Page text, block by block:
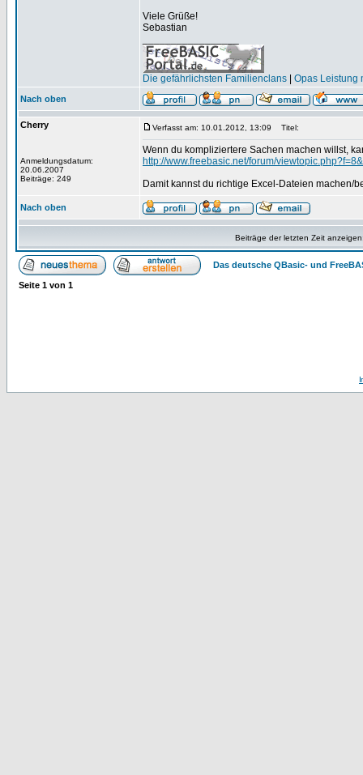
Viele Grüße!
Sebastian
Die gefährlichsten Familienclans Opas Leistung
Nach oben
Cherry
Anmeldungsdatum:
20.06.2007
Beiträge: 249
Verfasst am: 10.01.2012, 13:09 Titel:
Wenn du kompliziertere Sachen machen willst,
http://www.freebasic.net/forum/
Damit kannst du richtige Excel-Dateien machen/
Nach oben
Beiträge der letzten Zeit
Das deutsche QBasic- und
Seite 1 von 1